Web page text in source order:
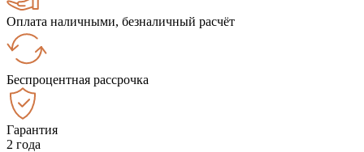
Оплата наличными, безналичный расчёт
Беспроцентная рассрочка
Гарантия
2 года